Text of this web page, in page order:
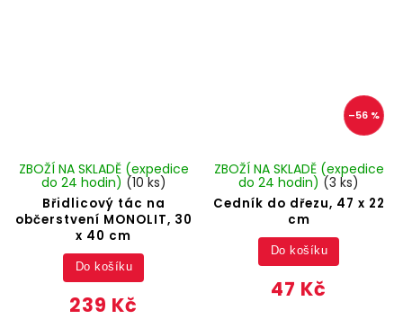
Břidlicový tác na
občerstvení MONOLIT, 30
x 40 cm
ZBOŽÍ NA SKLADĚ (expedice
do 24 hodin) (10 ks)
239 Kč
Do košíku
–56 %
Cedník do dřezu, 47 x 22
cm
ZBOŽÍ NA SKLADĚ (expedice
do 24 hodin) (3 ks)
47 Kč
Do košíku